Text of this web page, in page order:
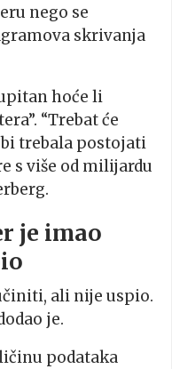
nego se
skrivanja
hoće li
“Trebat će
trebala postojati
s više od milijardu
je imao
ali nije uspio.
je.
podataka